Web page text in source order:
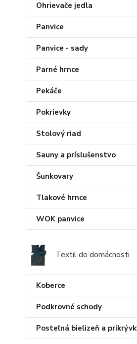
Ohrievače jedla
Panvice
Panvice - sady
Parné hrnce
Pekáče
Pokrievky
Stolový riad
Sauny a príslušenstvo
Šunkovary
Tlakové hrnce
WOK panvice
Textil do domácnosti
Koberce
Podkrovné schody
Posteľná bielizeň a